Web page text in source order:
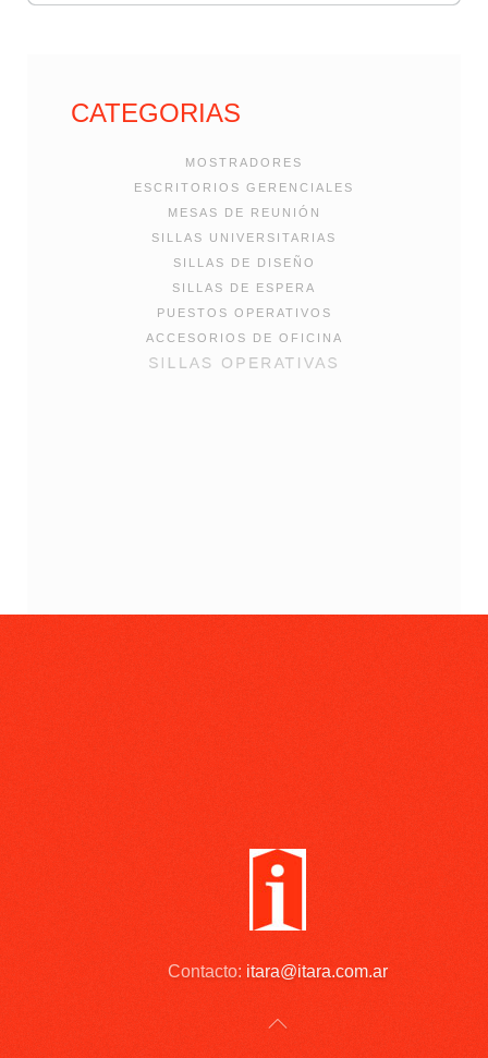
CATEGORIAS
MOSTRADORES
ESCRITORIOS GERENCIALES
MESAS DE REUNIÓN
SILLAS UNIVERSITARIAS
SILLAS DE DISEÑO
SILLAS DE ESPERA
PUESTOS OPERATIVOS
ACCESORIOS DE OFICINA
SILLAS OPERATIVAS
Contacto: itara@itara.com.ar